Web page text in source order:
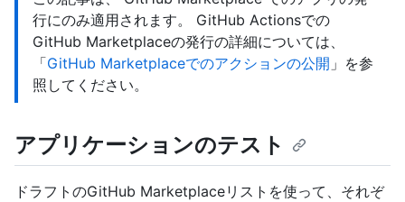
行にのみ適用されます。 GitHub Actionsでの
GitHub Marketplaceの発行の詳細については、
「GitHub Marketplaceでのアクションの公開 」を参
照してください。
アプリケーションのテスト
ドラフトのGitHub Marketplaceリストを使って、それぞ